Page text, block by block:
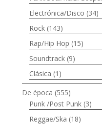
Electrónica/Disco (34)
Rock (143)
Rap/Hip Hop (15)
Soundtrack (9)
Clásica (1)
De época (555)
Punk /Post Punk (3)
Reggae/Ska (18)